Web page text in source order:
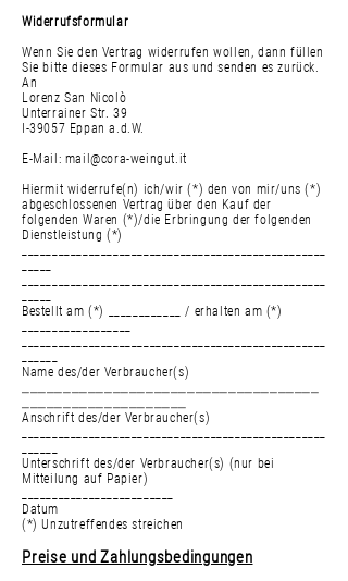
Widerrufsformular
Wenn Sie den Vertrag widerrufen wollen, dann füllen
Sie bitte dieses Formular aus und senden es zurück.
An
Lorenz San Nicolò
Unterrainer Str. 39
I-39057 Eppan a.d.W.
E-Mail: mail@cora-weingut.it
Hiermit widerrufe(n) ich/wir (*) den von mir/uns (*)
abgeschlossenen Vertrag über den Kauf der
folgenden Waren (*)/die Erbringung der folgenden
Dienstleistung (*)
Bestellt am (*) ____________ / erhalten am (*)
Name des/der Verbraucher(s)
Anschrift des/der Verbraucher(s)
Unterschrift des/der Verbraucher(s) (nur bei
Mitteilung auf Papier)
Datum
(*) Unzutreffendes streichen
Preise und Zahlungsbedingungen